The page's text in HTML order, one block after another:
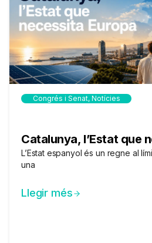
Congrés i Senat, Notícies
Catalunya, l’Estat que
L’Estat espanyol és un regne al
una
Llegir més